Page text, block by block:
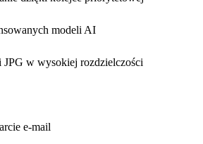
modeli AI
w wysokiej rozdzielczości
e-mail